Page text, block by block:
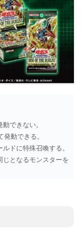
できない。
動できる。
ドに特殊召喚する。
じとなるモンスターを